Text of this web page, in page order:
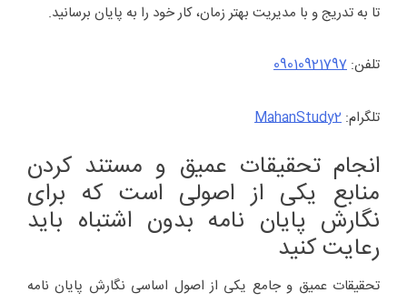
تا به تدریج و با مدیریت بهتر زمان، کار خود را به پایان برسانید.
تلفن: 09010921797
تلگرام: MahanStudy2
انجام تحقیقات عمیق و مستند کردن
منابع یکی از اصولی است که برای
نگارش پایان نامه بدون اشتباه باید
رعایت کنید
تحقیقات عمیق و جامع یکی از اصول اساسی نگارش پایان نامه